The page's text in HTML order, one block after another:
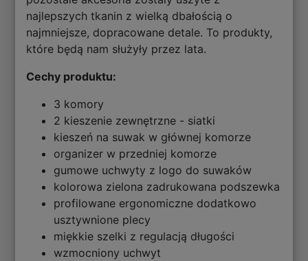
najlepszych tkanin z wielką dbałością o
najmniejsze, dopracowane detale. To produkty,
które będą nam służyły przez lata.
Cechy produktu:
3 komory
2 kieszenie zewnętrzne - siatki
kieszeń na suwak w głównej komorze
organizer w przedniej komorze
gumowe uchwyty z logo do suwaków
kolorowa zielona zadrukowana podszewka
profilowane ergonomiczne dodatkowo
usztywnione plecy
miękkie szelki z regulacją długości
wzmocniony uchwyt